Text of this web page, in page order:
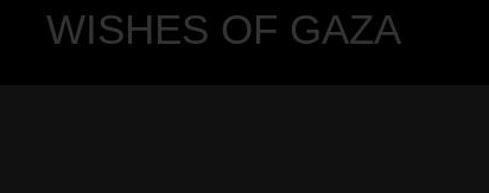
WISHES OF GAZA